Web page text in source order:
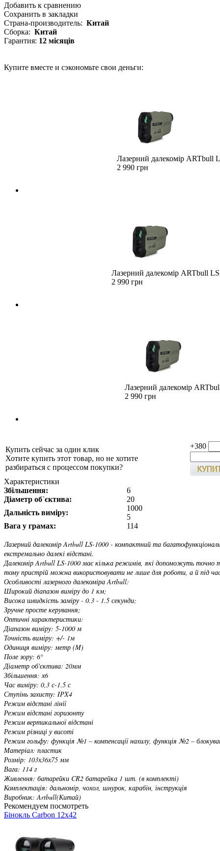
Добавить к сравнению
Сохранить в закладки
Страна-производитель: Китай
Сборка: Китай
Гарантия: 12 місяців
Купите вместе и сэкономьте свои деньги:
Лазерний далекомір ARTbull
2 990 грн
Лазерний далекомір ARTbull
2 990 грн
Лазерний далекомір
2 990 грн
Купить сейчас за один клик
Хотите купить этот товар, но не хотите
разбираться с процессом покупки?
+380
Характеристики
Збільшення:
6
Діаметр об`єктива:
20
Дальність виміру:
1000
5
Вага у грамах:
114
Лазерний далекомір Artbull LS-1000 - компактний та
екстремально далекі відстані.
Далекомір Artbull LS-1000 має кілька режимів, які допоможуть точно
тому пристрій можна використовувати не лише для роботи, а й під
Особливості лазерного далекоміра Artbull:
Широкий діапазон виміру до 1 км;
Висока швидкість заміру - 0.3 - 1.5 секунди;
Зручне просте керування;
Оптичні характеристики:
Діапазон виміру: 5-1000 м
Точність виміру: +/- 1м
Одиниця виміру: метр (M)
Поле зору: 6°
Діаметр об'єктива: 20мм
Збільшення: х6
Час виміру: 0,3 с-1.5 с
Ступінь захисту: IPX4
Режим відстані лінії
Режим відстані горизонту
Режим вертикальної відстані
Режим різниці у висоті
Режим гольфу: функція №1 – компенсації нахилу, функція №2 –
Матеріал: пластик
Розмір: 103х36х75 мм
Вага: 114 г
Живлення: батарейки CR2 батарейка 1 шт. (в комплекті)
Комплектація: дальномір, чохол, шнурок, карабін, інструкція
Виробник: Artbull(Китай)
Рекомендуем посмотреть
Бінокль Carbon 12x42